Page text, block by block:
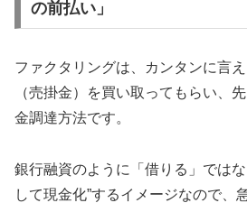
の前払い」
ファクタリングは、カンタンに言
（売掛金）を買い取ってもらい、
金調達方法です。
銀行融資のように「借りる」では
して現金化”するイメージなので、